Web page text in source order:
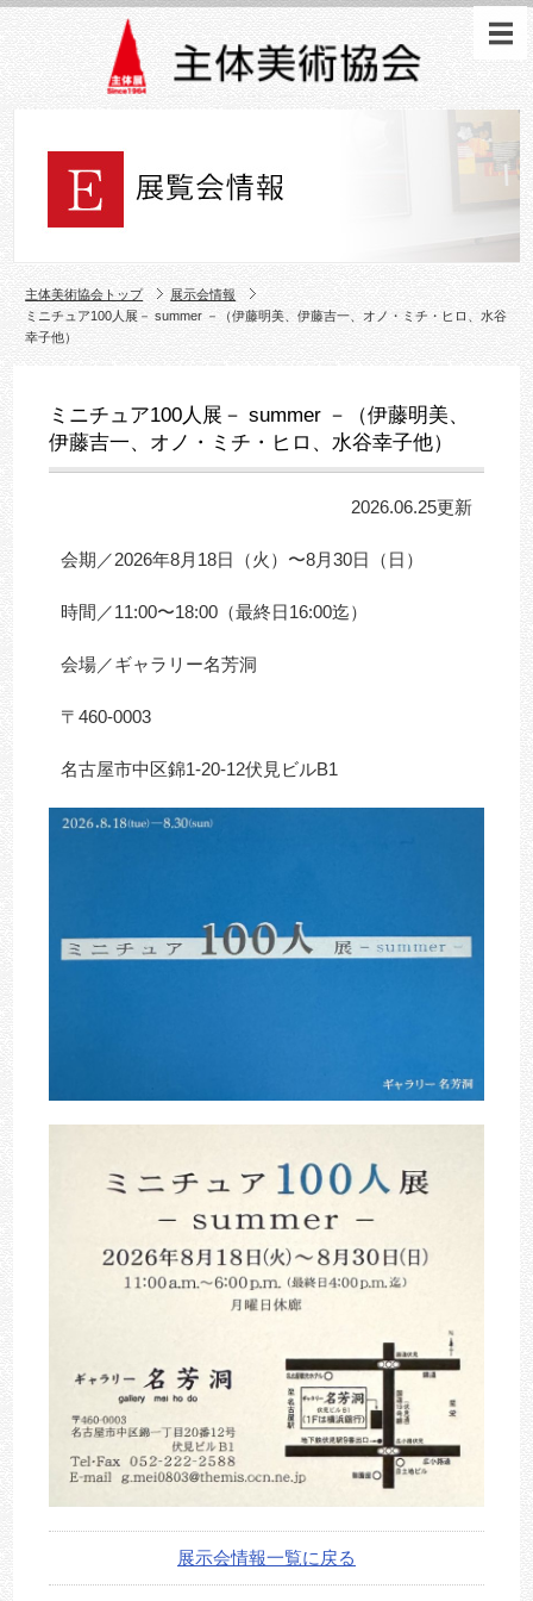
主体美術協会トップ
展示会情報
ミニチュア100人展－ summer －（伊藤明美、伊藤吉一、オノ・ミチ・ヒロ、水谷
幸子他）
ミニチュア100人展－ summer －（伊藤明美、
伊藤吉一、オノ・ミチ・ヒロ、水谷幸子他）
2026.06.25更新
会期／2026年8月18日（火）〜8月30日（日）
時間／11:00〜18:00（最終日16:00迄）
会場／ギャラリー名芳洞
〒460-0003
名古屋市中区錦1-20-12伏見ビルB1
展示会情報一覧に戻る